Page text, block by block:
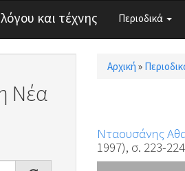
και τέχνης Περιοδικά
Νέα
Είστε εδώ
Αρχική »
Νταουσάνης
1997), σ. 223-224